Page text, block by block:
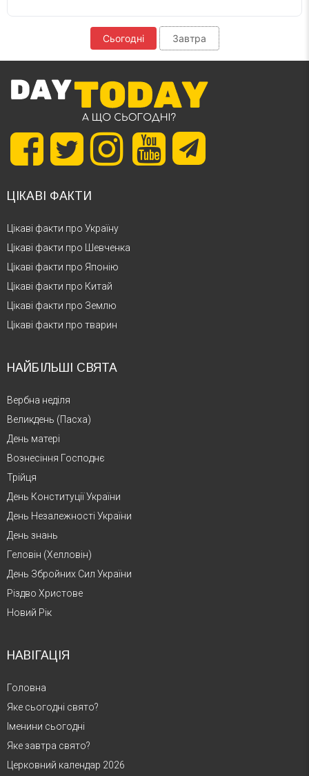
Сьогодні Завтра
ЦІКАВІ ФАКТИ
Цікаві факти про Україну
Цікаві факти про Шевченка
Цікаві факти про Японію
Цікаві факти про Китай
Цікаві факти про Землю
Цікаві факти про тварин
НАЙБІЛЬШІ СВЯТА
Вербна неділя
Великдень (Пасха)
День матері
Вознесіння Господнє
Трійця
День Конституції України
День Незалежності України
День знань
Геловін (Хелловін)
День Збройних Сил України
Різдво Христове
Новий Рік
НАВІГАЦІЯ
Головна
Яке сьогодні свято?
Іменини сьогодні
Яке завтра свято?
Церковний календар 2026